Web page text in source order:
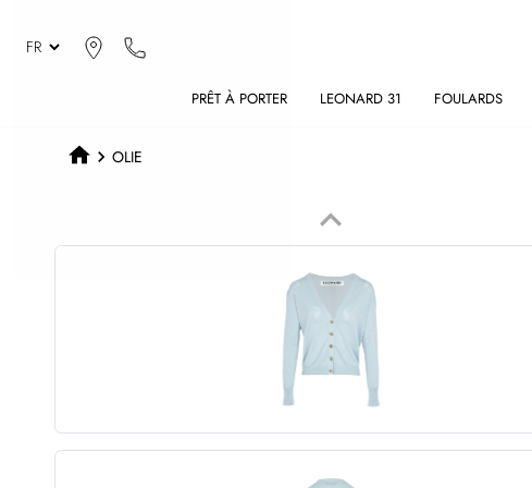
PRÊT À PORTER LEONARD 31 FOULARDS
OLIE
Précédent
keyboard_arrow_up